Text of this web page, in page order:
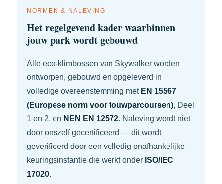
NORMEN & NALEVING
Het regelgevend kader waarbinnen
jouw park wordt gebouwd
Alle eco-klimbossen van Skywalker worden
ontworpen, gebouwd en opgeleverd in
volledige overeenstemming met EN 15567
(Europese norm voor touwparcoursen), Deel
1 en 2, en NEN EN 12572. Naleving wordt niet
door onszelf gecertificeerd — dit wordt
geverifieerd door een volledig onafhankelijke
keuringsinstantie die werkt onder ISO/IEC
17020.